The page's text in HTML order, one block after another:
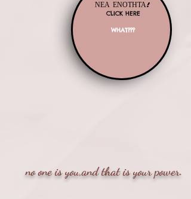
ΝΕΑ ΕΝΟΤΗΤΑ!
CLICK HERE
WHAT???
no one is you,and that is your power.